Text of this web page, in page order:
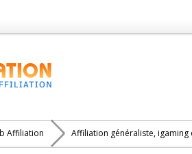
Affiliation Affiliation généraliste, igaming